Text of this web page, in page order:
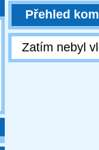
Přehled
Zatím nebyl